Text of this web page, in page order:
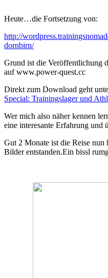
Heute…die Fortsetzung von:
http://
dornbirn/
Grund ist die Veröffentlichung
auf www.power-quest.cc
Direkt zum Download geht
Special: Trainingslager und
Wer mich also näher kennen
eine interesante Erfahrung und
Gut 2 Monate ist die Reise nun
Bilder entstanden.Ein bissl